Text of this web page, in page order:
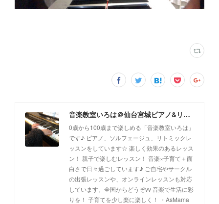
音楽教室いろは＠仙台宮城ピアノ&リトミック(出張レッスン、オンラインレッスン対応)
0歳から100歳まで楽しめる「音楽教室いろは」
です♪ ピアノ、ソルフェージュ、リトミックレ
ッスンをしています☆ 楽しく効果のあるレッス
ン！ 親子で楽しむレッスン！ 音楽×子育て＋面
白さで日々過ごしています♪ ご自宅やサークル
の出張レッスンや、オンラインレッスンも対応
しています。全国からどうぞvv 音楽で生活に彩
りを！ 子育てを少し楽に楽しく！ ・AsMama